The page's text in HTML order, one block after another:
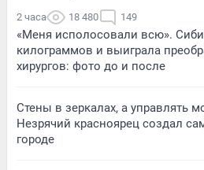
2 часа 18 480 149
«Меня исполосовали всю».
килограммов и выиграла
хирургов: фото до и после
Стены в зеркалах, а управлять
Незрячий красноярец создал
городе